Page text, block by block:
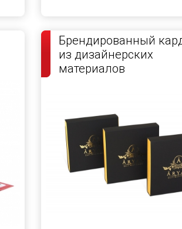
Брендированный
из дизайнерских
материалов